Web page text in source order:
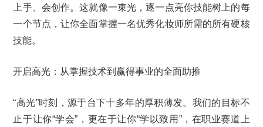
上手、会创作。这就像一束光，逐一点亮你技能树上的每
一个节点，让你全面掌握一名优秀化妆师所需的所有硬核
技能。
开启高光：从掌握技术到赢得事业的全面助推
“高光”时刻，源于台下十多年的厚积薄发。我们的目标不
止于让你“学会”，更在于让你“学以致用”，在职业赛道上